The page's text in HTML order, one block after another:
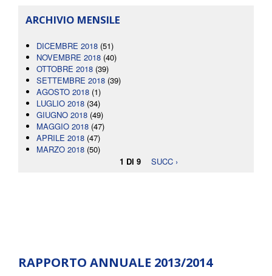
ARCHIVIO MENSILE
DICEMBRE 2018 (51)
NOVEMBRE 2018 (40)
OTTOBRE 2018 (39)
SETTEMBRE 2018 (39)
AGOSTO 2018 (1)
LUGLIO 2018 (34)
GIUGNO 2018 (49)
MAGGIO 2018 (47)
APRILE 2018 (47)
MARZO 2018 (50)
1 DI 9
SUCC ›
RAPPORTO ANNUALE 2013/2014